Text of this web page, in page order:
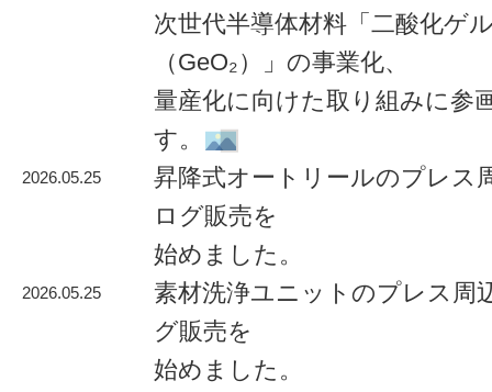
次世代半導体材料「二酸化ゲ
（GeO₂）」の事業化、
量産化に向けた取り組みに参
す。
2026.05.25
昇降式オートリールのプレス
ログ販売を
始めました。
2026.05.25
素材洗浄ユニットのプレス周
グ販売を
始めました。